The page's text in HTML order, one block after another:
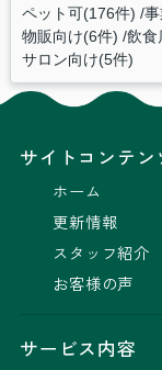
ペット可(176件)
物販向け(6件) 飲食
サロン向け(5件)
サイトコンテン
ホーム
更新情報
スタッフ紹介
お客様の声
サービス内容